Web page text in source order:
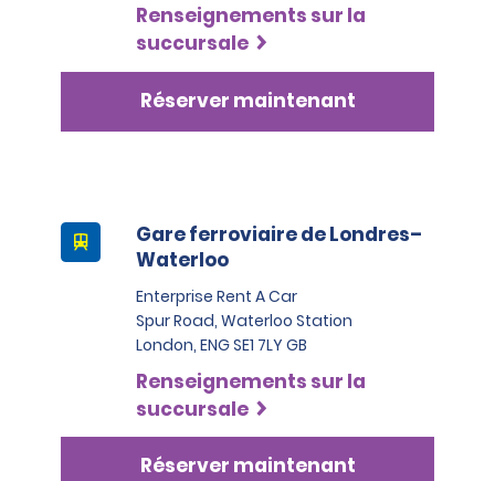
Renseignements sur la
succursale
Réserver maintenant
Gare ferroviaire de Londres–
Waterloo
Enterprise Rent A Car
Spur Road, Waterloo Station
London, ENG SE1 7LY GB
Renseignements sur la
succursale
Réserver maintenant